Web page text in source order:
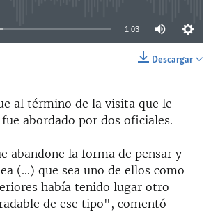
1:03
Descargar
al término de la visita que le
abordado por dos oficiales.
abandone la forma de pensar y
(…) que sea uno de ellos como
había tenido lugar otro
de ese tipo", comentó